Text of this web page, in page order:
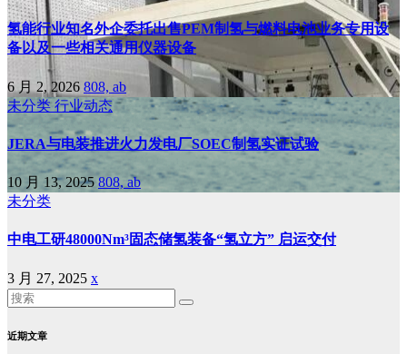
氢能行业知名外企委托出售PEM制氢与燃料电池业务专用设
备以及一些相关通用仪器设备
6 月 2, 2026 808, ab
未分类行业动态
JERA与电装推进火力发电厂SOEC制氢实证试验
10 月 13, 2025 808, ab
未分类
中电工研48000Nm³固态储氢装备“氢立方” 启运交付
3 月 27, 2025 x
近期文章